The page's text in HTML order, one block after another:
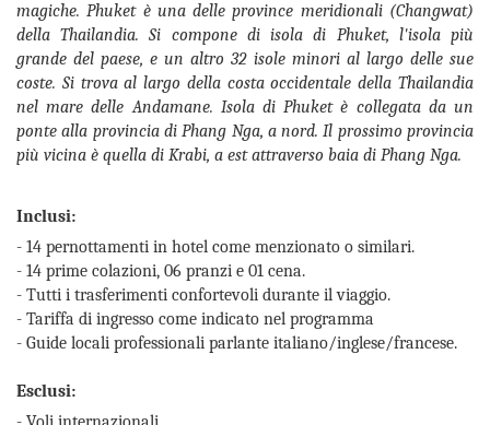
magiche. Phuket è una delle province meridionali (Changwat)
della Thailandia. Si compone di isola di Phuket, l'isola più
grande del paese, e un altro 32 isole minori al largo delle sue
coste. Si trova al largo della costa occidentale della Thailandia
nel mare delle Andamane. Isola di Phuket è collegata da un
ponte alla provincia di Phang Nga, a nord. Il prossimo provincia
più vicina è quella di Krabi, a est attraverso baia di Phang Nga.
Inclusi:
- 14 pernottamenti in hotel come menzionato o similari.
- 14 prime colazioni, 06 pranzi e 01 cena.
- Tutti i trasferimenti confortevoli durante il viaggio.
- Tariffa di ingresso come indicato nel programma
- Guide locali professionali parlante italiano/inglese/francese.
Esclusi: